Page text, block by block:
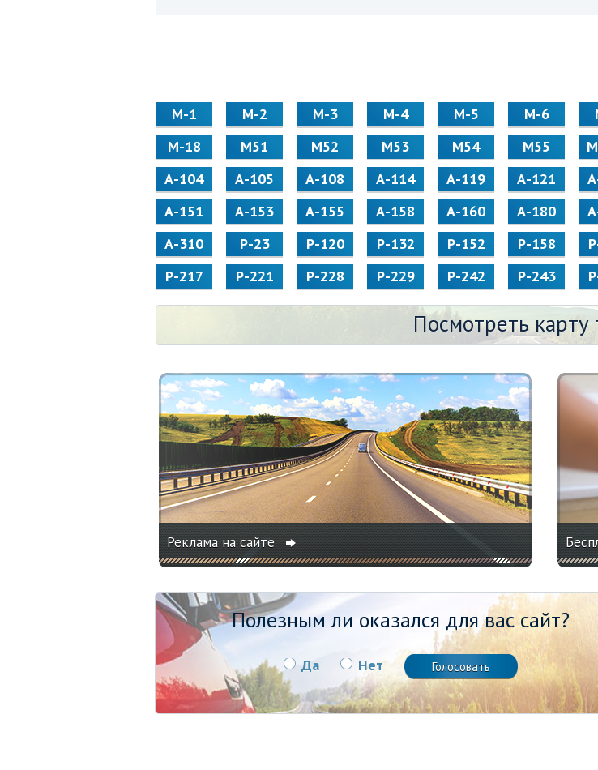
М-1 М-2 М-3 М-4 М-5 М-6
М-18
М51 М52 М53 М54 М55
А-104
А-105 А-108 А-114 А-119 А-121
А-151
А-153 А-155 А-158 А-160 А-180
А-310
Р-23 Р-120 Р-132 Р-152 Р-158
Р-217
Р-221 Р-228 Р-229 Р-242 Р-243
Посмотреть карту
Реклама на сайте
Полезным ли оказался для вас сайт?
Да Нет